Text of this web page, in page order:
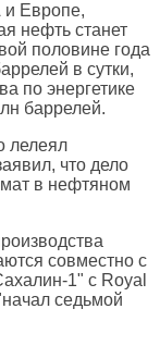
Европе,
нефть станет
половине года
в сутки,
по энергетике
баррелей.
лелеял
что дело
в нефтяном
совместно с
1" с Royal
седьмой